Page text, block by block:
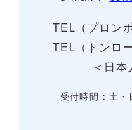
TEL（プロン
TEL（トン
＜日
受付時間 : 土・